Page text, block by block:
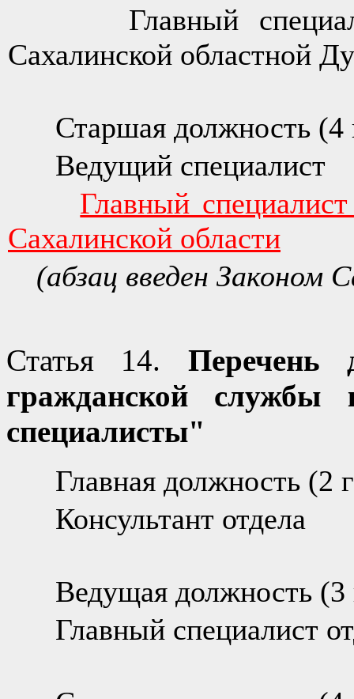
Главный
Сахалинской областной
Старшая должность (4
Ведущий специалист
Главный
Сахалинской области
(абзац введен Законом
Статья 14. Перечень
гражданской службы
специалисты"
Главная должность (2
Консультант отдела
Ведущая должность (3
Главный специалист